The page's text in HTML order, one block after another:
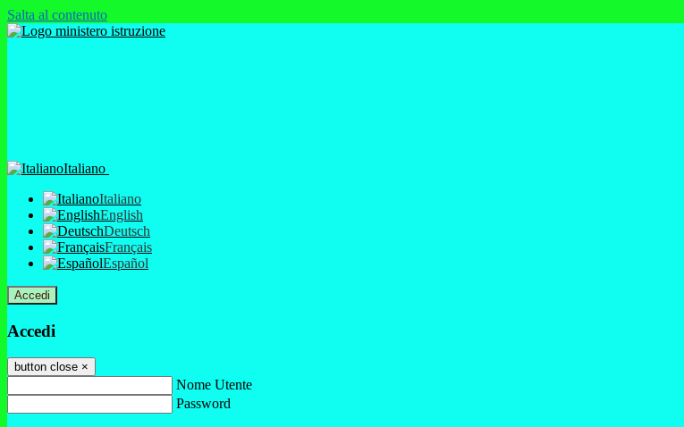
Salta al contenuto
Italiano
Italiano
English
Deutsch
Français
Español
Accedi
Accedi
button close ×
Nome Utente
Password